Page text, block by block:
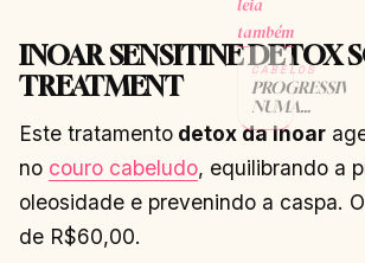
leia
também
CABELOS
PROGRESSIVA
NUMA
PARTE DO
CABELO?
CONTINUAR
LENDO →
INOAR SENSITINE DETOX
TREATMENT
Este tratamento detox da Inoar
no couro cabeludo, equilibrando a
oleosidade e prevenindo a caspa.
de R$60,00.